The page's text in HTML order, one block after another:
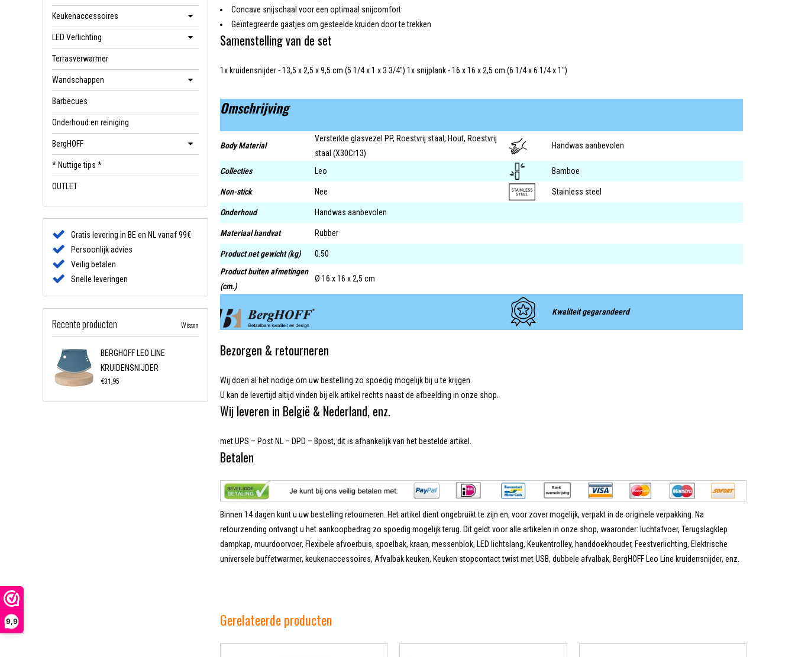
9,9
Concave snijschaal voor een optimaal snijcomfort
Geïntegreerde gaatjes om gesteelde kruiden door te trekken
Samenstelling van de set
1x kruidensnijder - 13,5 x 2,5 x 9,5 cm (5 1/4 x 1 x 3 3/4") 1x snijplank - 16 x 16 x 2,5 cm (6 1/4 x 6 1/4 x 1")
Omschrijving
Body Material
Versterkte glasvezel PP, Roestvrij staal, Hout, Roestvrij
staal (X30Cr13)
Handwas aanbevolen
Collecties Leo Bamboe
Non-stick Nee Stainless steel
Onderhoud Handwas aanbevolen
Materiaal handvat Rubber
Product net gewicht (kg)
0.50
Product buiten afmetingen
(cm.)
Ø 16 x 16 x 2,5 cm
Kwaliteit gegarandeerd
Bezorgen & retourneren
Wij doen al het nodige om uw bestelling zo spoedig mogelijk bij u te krijgen.
U kan de levertijd altijd vinden bij elk artikel rechts naast de afbeelding in onze shop.
Wij leveren in België & Nederland, enz.
met UPS – Post NL – DPD – Bpost, dit is afhankelijk van het bestelde artikel.
Betalen
Binnen 14 dagen kunt u uw bestelling retourneren. Het artikel dient ongebruikt te zijn en, voor zover mogelijk, verpakt in de originele verpakking. Na
retourzending ontvangt u het aankoopbedrag zo spoedig mogelijk terug. Dit geldt voor alle artikelen in onze shop, waaronder: luchtafvoer, Terugslagklep
dampkap, muurdoorvoer, Flexibele afvoerbuis, spoelbak, kraan, messenblok, LED lichtslang, Keukentrolley, handdoekhouder, Feestverlichting, Elektrische
universele buffetwarmer, keukenaccessoires, Afvalbak keuken, Keuken stopcontact twist met USB, dubbele afvalbak, BergHOFF Leo Line kruidensnijder, enz.
Gerelateerde producten
Keukenaccessoires
LED Verlichting
Terrasverwarmer
Wandschappen
Barbecues
Onderhoud en reiniging
BergHOFF
* Nuttige tips *
OUTLET
Gratis levering in BE en NL vanaf 99€
Persoonlijk advies
Veilig betalen
Snelle leveringen
Recente producten Wissen
BERGHOFF LEO LINE
KRUIDENSNIJDER
€31,95